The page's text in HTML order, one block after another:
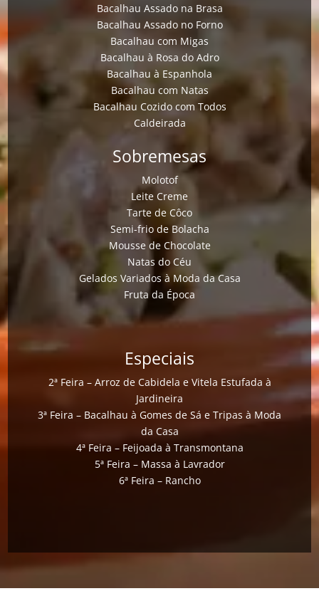
Bacalhau Assado na Brasa
Bacalhau Assado no Forno
Bacalhau com Migas
Bacalhau à Rosa do Adro
Bacalhau à Espanhola
Bacalhau com Natas
Bacalhau Cozido com Todos
Caldeirada
Sobremesas
Molotof
Leite Creme
Tarte de Côco
Semi-frio de Bolacha
Mousse de Chocolate
Natas do Céu
Gelados Variados à Moda da Casa
Fruta da Época
Especiais
2ª Feira – Arroz de Cabidela e Vitela Estufada à
Jardineira
3ª Feira – Bacalhau à Gomes de Sá e Tripas à Moda
da Casa
4ª Feira – Feijoada à Transmontana
5ª Feira – Massa à Lavrador
6ª Feira – Rancho